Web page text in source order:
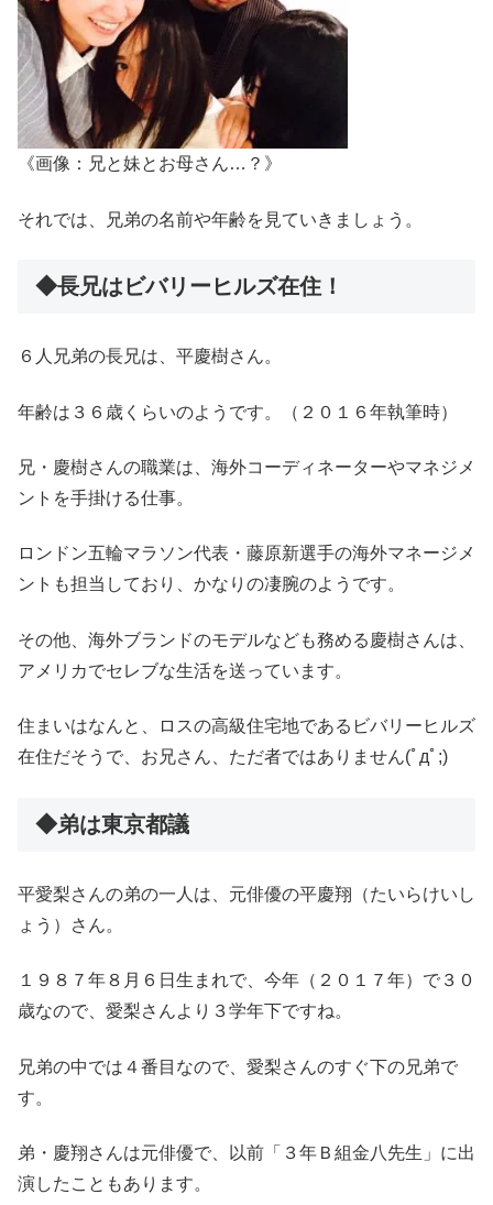
《画像：兄と妹とお母さん…？》
それでは、兄弟の名前や年齢を見ていきましょう。
◆長兄はビバリーヒルズ在住！
６人兄弟の長兄は、平慶樹さん。
年齢は３６歳くらいのようです。（２０１６年執筆時）
兄・慶樹さんの職業は、海外コーディネーターやマネジメ
ントを手掛ける仕事。
ロンドン五輪マラソン代表・藤原新選手の海外マネージメ
ントも担当しており、かなりの凄腕のようです。
その他、海外ブランドのモデルなども務める慶樹さんは、
アメリカでセレブな生活を送っています。
住まいはなんと、ロスの高級住宅地であるビバリーヒルズ
在住だそうで、お兄さん、ただ者ではありません(ﾟдﾟ;)
◆弟は東京都議
平愛梨さんの弟の一人は、元俳優の平慶翔（たいらけいし
ょう）さん。
１９８７年８月６日生まれで、今年（２０１７年）で３０
歳なので、愛梨さんより３学年下ですね。
兄弟の中では４番目なので、愛梨さんのすぐ下の兄弟で
す。
弟・慶翔さんは元俳優で、以前「３年Ｂ組金八先生」に出
演したこともあります。